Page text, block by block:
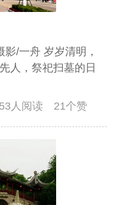
/一舟 岁岁清明，
人，祭祀扫墓的日
人阅读 21个赞